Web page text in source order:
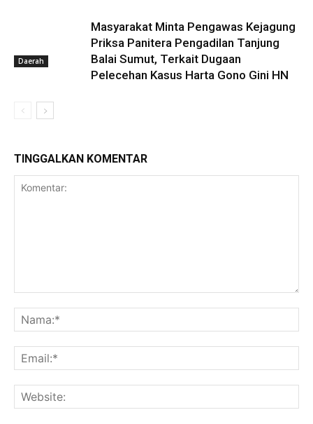
Daerah
Masyarakat Minta Pengawas Kejagung
Priksa Panitera Pengadilan Tanjung
Balai Sumut, Terkait Dugaan
Pelecehan Kasus Harta Gono Gini HN
TINGGALKAN KOMENTAR